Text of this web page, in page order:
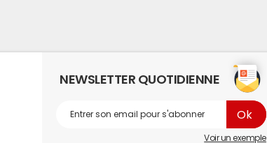
NEWSLETTER QUOTIDIENNE
Voir un exemple